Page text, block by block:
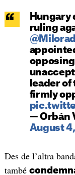
Hungary
ruling
leader of
firmly
— Orbán
August
Des de l’altra
també